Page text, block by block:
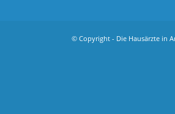
© Copyright - Die Hausärzte in